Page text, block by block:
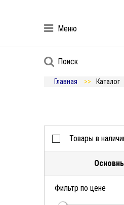
Меню
Поиск
Главная Каталог
Товары в
Фильтр по цене